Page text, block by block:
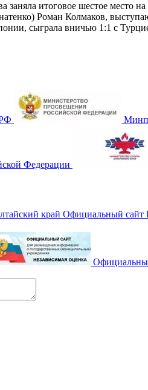
заняла итоговое шестое
Роман Колмаков,
сыграла вничью 1:1 с
Федерации
край Официальный сайт